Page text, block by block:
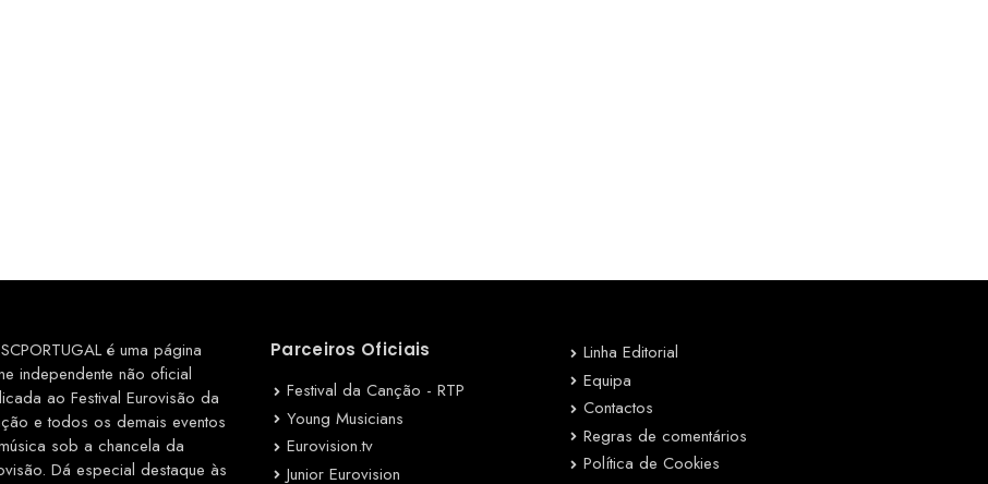
é uma página
independente não oficial
ao Festival Eurovisão da
e todos os demais eventos
sob a chancela da
Dá especial destaque às
Parceiros Oficiais
Festival da Canção - RTP
Young Musicians
Eurovision.tv
Junior Eurovision
Linha Editorial
Equipa
Contactos
Regras de comentários
Política de Cookies